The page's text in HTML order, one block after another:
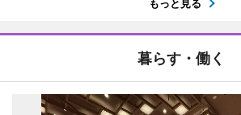
もっと見る
暮らす・働く